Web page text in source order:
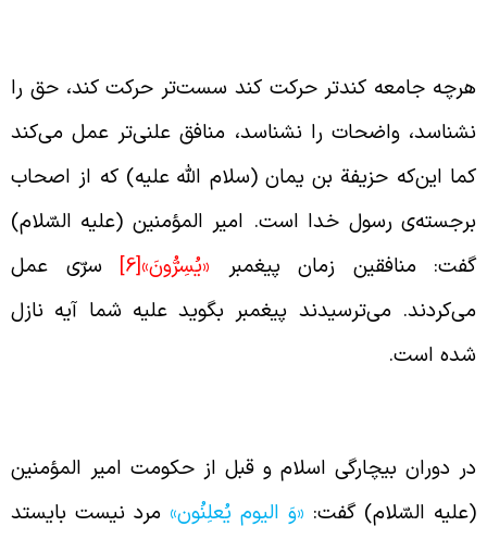
جامعه کندتر حرکت کند سست‌تر حرکت کند، حق را
واضحات را نشناسد، منافق علنی‌تر عمل می‌کند
این‌که حزیفة بن یمان (سلام الله علیه) که از اصحاب
رسول خدا است. امیر المؤمنین (علیه السّلام)
منافقین زمان پیغمبر
«يُسِرُّونَ»[6] سرّی عمل
می‌ترسیدند پیغمبر بگوید علیه شما آیه نازل
است.
دوران بیچارگی اسلام و قبل از حکومت امیر المؤمنین
السّلام) گفت:«وَ الیوم یُعلِنُون»مرد نیست بایستد